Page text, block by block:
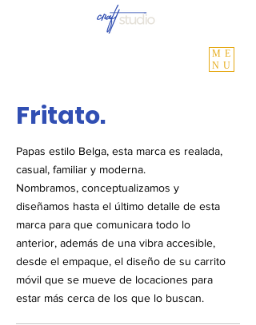
ME
NU
Fritato.
Papas estilo Belga, esta marca es realada,
casual, familiar y moderna.
Nombramos, conceptualizamos y
diseñamos hasta el último detalle de esta
marca para que comunicara todo lo
anterior, además de una vibra accesible,
desde el empaque, el diseño de su carrito
móvil que se mueve de locaciones para
estar más cerca de los que lo buscan.